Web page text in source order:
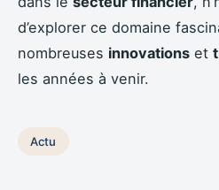
d’explorer ce domaine
nombreuses innovations et
les années à venir.
Actu